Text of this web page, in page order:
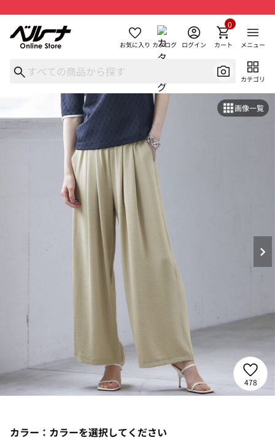
お気に入り カタログ ログイン カート
0
メニュー
カテゴリ
画像一覧
478
カラー： カラーを選択してください